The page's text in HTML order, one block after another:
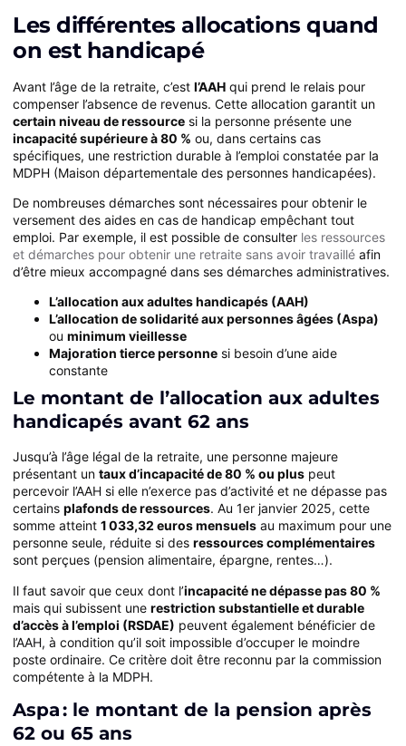
Les différentes allocations quand
on est handicapé
Avant l’âge de la retraite, c’est l’AAH qui prend le relais pour
compenser l’absence de revenus. Cette allocation garantit un
certain niveau de ressource si la personne présente une
incapacité supérieure à 80 % ou, dans certains cas
spécifiques, une restriction durable à l’emploi constatée par la
MDPH (Maison départementale des personnes handicapées).
De nombreuses démarches sont nécessaires pour obtenir le
versement des aides en cas de handicap empêchant tout
emploi. Par exemple, il est possible de consulter les ressources
et démarches pour obtenir une retraite sans avoir travaillé afin
d’être mieux accompagné dans ses démarches administratives.
L’allocation aux adultes handicapés (AAH)
L’allocation de solidarité aux personnes âgées (Aspa)
ou minimum vieillesse
Majoration tierce personne si besoin d’une aide
constante
Le montant de l’allocation aux adultes
handicapés avant 62 ans
Jusqu’à l’âge légal de la retraite, une personne majeure
présentant un taux d’incapacité de 80 % ou plus peut
percevoir l’AAH si elle n’exerce pas d’activité et ne dépasse pas
certains plafonds de ressources. Au 1er janvier 2025, cette
somme atteint 1 033,32 euros mensuels au maximum pour une
personne seule, réduite si des ressources complémentaires
sont perçues (pension alimentaire, épargne, rentes…).
Il faut savoir que ceux dont l’incapacité ne dépasse pas 80 %
mais qui subissent une restriction substantielle et durable
d’accès à l’emploi (RSDAE) peuvent également bénéficier de
l’AAH, à condition qu’il soit impossible d’occuper le moindre
poste ordinaire. Ce critère doit être reconnu par la commission
compétente à la MDPH.
Aspa : le montant de la pension après
62 ou 65 ans